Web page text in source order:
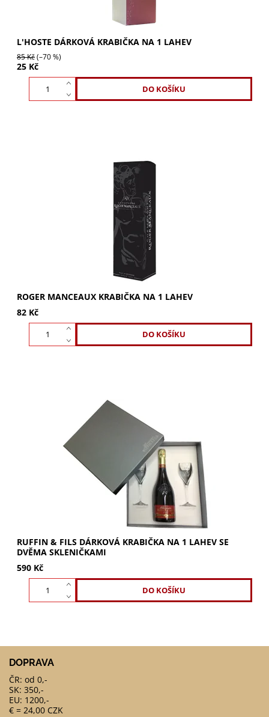
L'HOSTE DÁRKOVÁ KRABIČKA NA 1 LAHEV
85 Kč(–70 %)
25 Kč
ROGER MANCEAUX krabička na 1 lahev pozvedne váš
dárek na novou úroveň elegance. Skvělá prezentace a
ochrana lahve pro nezapomenutelný dojem....
ROGER MANCEAUX KRABIČKA NA 1 LAHEV
82 Kč
Dárková krabička Ruffin & Fils na 1 lahev se dvěma
skleničkami. Ideální pro prezentaci vína nebo jiných
nápojů. Elegantní balení, které udělá...
RUFFIN & FILS DÁRKOVÁ KRABIČKA NA 1 LAHEV SE
DVĚMA SKLENIČKAMI
590 Kč
DOPRAVA
ČR: od 0,-
SK: 350,-
EU: 1200,-
€ = 24,00 CZK